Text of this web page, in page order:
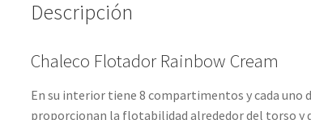
Descripción
Chaleco Flotador Rainbow Cream
En su interior tiene 8 compartimentos y cada uno
proporcionan la flotabilidad alrededor del torso y